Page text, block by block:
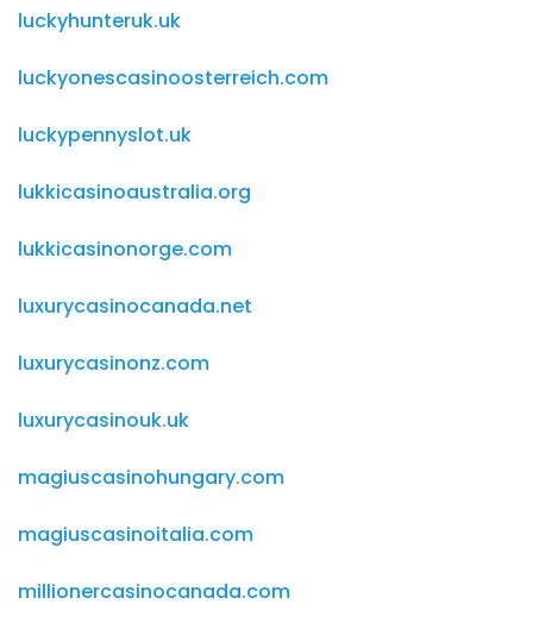
luckyhunteruk.uk
luckyonescasinoosterreich.com
luckypennyslot.uk
lukkicasinoaustralia.org
lukkicasinonorge.com
luxurycasinocanada.net
luxurycasinonz.com
luxurycasinouk.uk
magiuscasinohungary.com
magiuscasinoitalia.com
millionercasinocanada.com